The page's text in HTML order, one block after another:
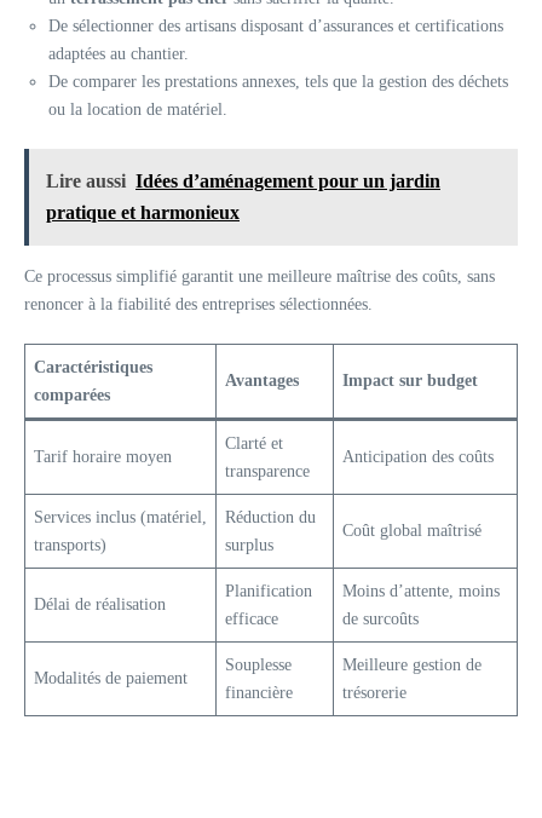
De sélectionner des artisans disposant d’assurances et certifications
adaptées au chantier.
De comparer les prestations annexes, tels que la gestion des déchets
ou la location de matériel.
Lire aussi Idées d’aménagement pour un jardin
pratique et harmonieux
Ce processus simplifié garantit une meilleure maîtrise des coûts, sans
renoncer à la fiabilité des entreprises sélectionnées.
Caractéristiques
comparées
Avantages Impact sur budget
Tarif horaire moyen
Clarté et
transparence
Anticipation des coûts
Services inclus (matériel,
transports)
Réduction du
surplus
Coût global maîtrisé
Délai de réalisation
Planification
efficace
Moins d’attente, moins
de surcoûts
Modalités de paiement
Souplesse
financière
Meilleure gestion de
trésorerie